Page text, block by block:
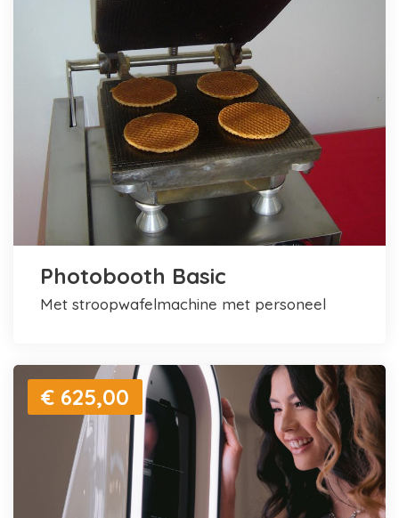
Photobooth Basic
met stroopwafelmachine met personeel
€ 625,00